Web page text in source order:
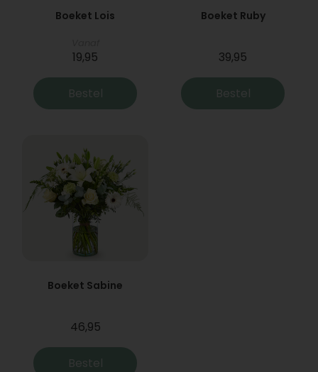
Boeket Lois
19,95
Bestel
Boeket Ruby
39,95
Bestel
Boeket Sabine
46,95
Bestel